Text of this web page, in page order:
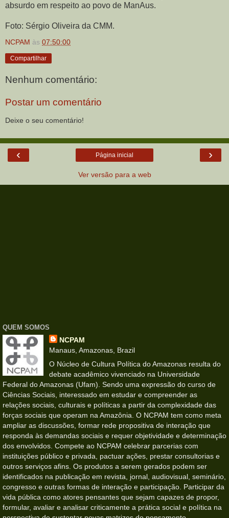
absurdo em respeito ao povo de ManAus.
Foto: Sérgio Oliveira da CMM.
NCPAM às 07:50:00
Compartilhar
Nenhum comentário:
Postar um comentário
Deixe o seu comentário!
‹ ›
Página inicial
Ver versão para a web
QUEM SOMOS
NCPAM
Manaus, Amazonas, Brazil
O Núcleo de Cultura Política do Amazonas resulta do
debate acadêmico vivenciado na Universidade
Federal do Amazonas (Ufam). Sendo uma expressão do curso de
Ciências Sociais, interessado em estudar e compreender as
relações sociais, culturais e políticas a partir da complexidade das
forças sociais que operam na Amazônia. O NCPAM tem como meta
ampliar as discussões, formar rede propositiva de interação que
responda às demandas sociais e requer objetividade e determinação
dos envolvidos. Compete ao NCPAM celebrar parcerias com
instituições público e privada, pactuar ações, prestar consultorias e
outros serviços afins. Os produtos a serem gerados podem ser
identificados na publicação em revista, jornal, audiovisual, seminário,
congresso e outras formas de interação e participação. Participar da
vida pública como atores pensantes que sejam capazes de propor,
formular, avaliar e analisar criticamente a prática social e política na